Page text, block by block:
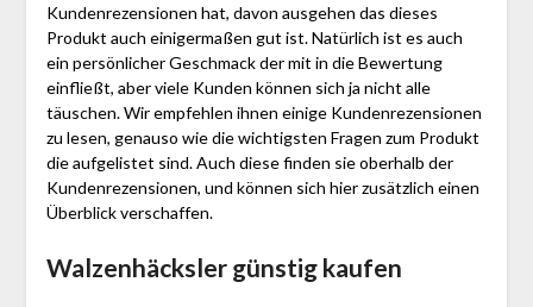
Kundenrezensionen hat, davon ausgehen das dieses
Produkt auch einigermaßen gut ist. Natürlich ist es auch
ein persönlicher Geschmack der mit in die Bewertung
einfließt, aber viele Kunden können sich ja nicht alle
täuschen. Wir empfehlen ihnen einige Kundenrezensionen
zu lesen, genauso wie die wichtigsten Fragen zum Produkt
die aufgelistet sind. Auch diese finden sie oberhalb der
Kundenrezensionen, und können sich hier zusätzlich einen
Überblick verschaffen.
Walzenhäcksler günstig kaufen